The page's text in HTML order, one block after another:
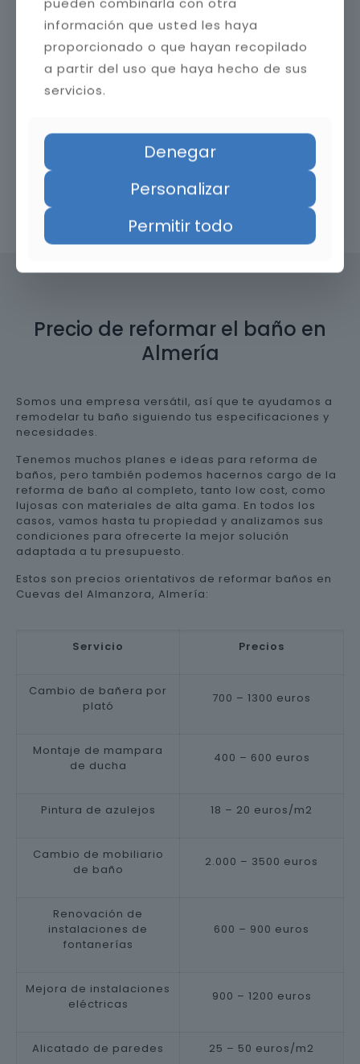
Contacta con nosotros
Precio de reformar el baño en
Almería
Somos una empresa versátil, así que te ayudamos a
remodelar tu baño siguiendo tus especificaciones y
necesidades.
Tenemos muchos planes e ideas para reforma de
baños, pero también podemos hacernos cargo de la
reforma de baño al completo, tanto low cost, como
lujosas con materiales de alta gama. En todos los
casos, vamos hasta tu propiedad y analizamos sus
condiciones para ofrecerte la mejor solución
adaptada a tu presupuesto.
Estos son precios orientativos de reformar baños en
Cuevas del Almanzora, Almería:
Servicio Precios
Cambio de bañera por
plató
700 – 1300 euros
Montaje de mampara
de ducha
400 – 600 euros
Pintura de azulejos 18 – 20 euros/m2
Cambio de mobiliario
de baño
2.000 – 3500 euros
Renovación de
instalaciones de
fontanerías
600 – 900 euros
Mejora de instalaciones
eléctricas
900 – 1200 euros
Alicatado de paredes 25 – 50 euros/m2
información que usted les haya
proporcionado o que hayan recopilado
a partir del uso que haya hecho de sus
servicios.
Denegar
Personalizar
Permitir todo